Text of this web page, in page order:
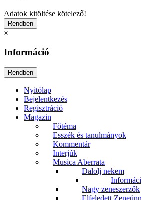
Adatok kitöltése kötelező!
×
Információ
Nyitólap
Bejelentkezés
Regisztráció
Magazin
Főtéma
Esszék és tanulmányok
Kommentár
Interjúk
Musica Aberrata
Dalolj nekem
Nagy zeneszerzők